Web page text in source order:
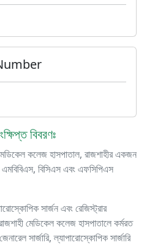
বিবরণঃ
কলেজ হাসপাতাল, রাজশাহীর একজন
এমবিবিএস, বিসিএস এবং এফসিপিএস
সার্জন এবং রেজিস্ট্রার
মেডিকেল কলেজ হাসপাতালে কর্মরত
সার্জারি, ল্যাপারোস্কোপিক সার্জারি